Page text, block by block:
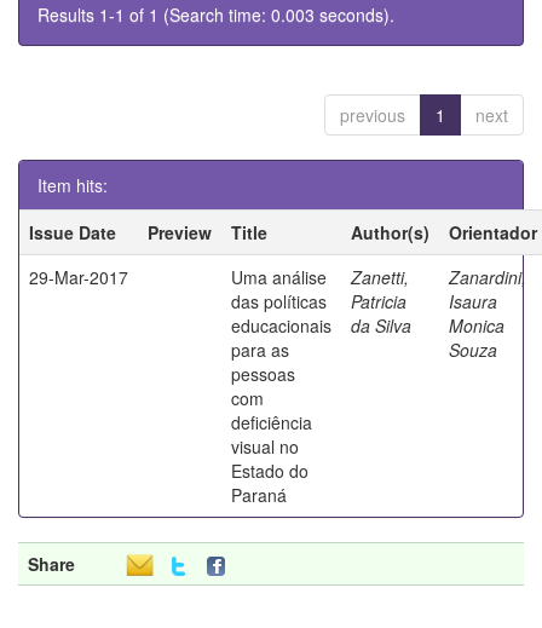
Results 1-1 of 1 (Search time: 0.003 seconds).
previous 1 next
Item hits:
Issue Date
Preview Title Author(s)
Orientador
29-Mar-2017
Uma análise
das políticas
educacionais
para as
pessoas
com
deficiência
visual no
Estado do
Paraná
Zanetti,
Patricia
da Silva
Zanardini,
Isaura
Monica
Souza
Share